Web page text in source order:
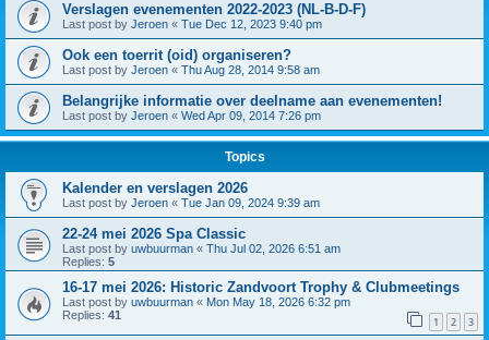
Verslagen evenementen 2022-2023 (NL-B-D-F)
Last post by Jeroen « Tue Dec 12, 2023 9:40 pm
Ook een toerrit (oid) organiseren?
Last post by Jeroen « Thu Aug 28, 2014 9:58 am
Belangrijke informatie over deelname aan evenementen!
Last post by Jeroen « Wed Apr 09, 2014 7:26 pm
Topics
Kalender en verslagen 2026
Last post by Jeroen « Tue Jan 09, 2024 9:39 am
22-24 mei 2026 Spa Classic
Last post by uwbuurman « Thu Jul 02, 2026 6:51 am
Replies: 5
16-17 mei 2026: Historic Zandvoort Trophy & Clubmeetings
Last post by uwbuurman « Mon May 18, 2026 6:32 pm
Replies: 41 1 2 3